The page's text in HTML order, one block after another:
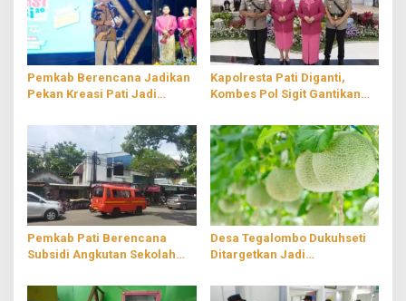
Pemkab Berencana Jadikan
Pekan Kreasi Pati Jadi
Kapolresta Pati Diganti,
Kombes Pol Sigit Gantikan
Pemkab Pati Berencana
Subsidi Angkutan Sekolah
Desa Tegalombo Dukuhseti
Ditargetkan Jadi
Modern